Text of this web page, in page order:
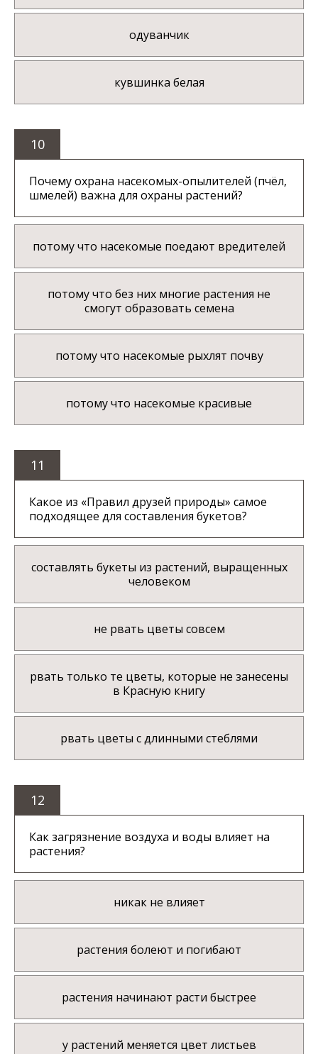
одуванчик
кувшинка белая
10
Почему охрана насекомых-опылителей (пчёл,
шмелей) важна для охраны растений?
потому что насекомые поедают вредителей
потому что без них многие растения не
смогут образовать семена
потому что насекомые рыхлят почву
потому что насекомые красивые
11
Какое из «Правил друзей природы» самое
подходящее для составления букетов?
составлять букеты из растений, выращенных
человеком
не рвать цветы совсем
рвать только те цветы, которые не занесены
в Красную книгу
рвать цветы с длинными стеблями
12
Как загрязнение воздуха и воды влияет на
растения?
никак не влияет
растения болеют и погибают
растения начинают расти быстрее
у растений меняется цвет листьев